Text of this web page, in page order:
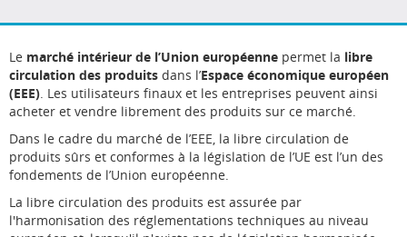
Le marché intérieur de l’Union européenne permet la libre
circulation des produits dans l’Espace économique européen
(EEE). Les utilisateurs finaux et les entreprises peuvent ainsi
acheter et vendre librement des produits sur ce marché.
Dans le cadre du marché de l’EEE, la libre circulation de
produits sûrs et conformes à la législation de l’UE est l’un des
fondements de l’Union européenne.
La libre circulation des produits est assurée par
l'harmonisation des réglementations techniques au niveau